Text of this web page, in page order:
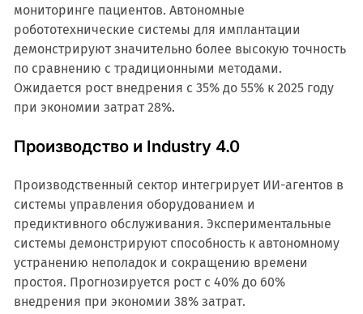
мониторинге пациентов. Автономные
робототехнические системы для имплантации
демонстрируют значительно более высокую точность
по сравнению с традиционными методами.
Ожидается рост внедрения с 35% до 55% к 2025 году
при экономии затрат 28%.
Производство и Industry 4.0
Производственный сектор интегрирует ИИ-агентов в
системы управления оборудованием и
предиктивного обслуживания. Экспериментальные
системы демонстрируют способность к автономному
устранению неполадок и сокращению времени
простоя. Прогнозируется рост с 40% до 60%
внедрения при экономии 38% затрат.